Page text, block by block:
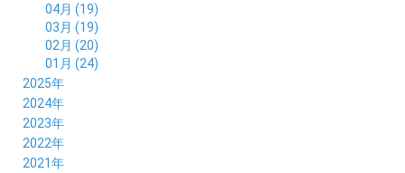
04月 (19)
03月 (19)
02月 (20)
01月 (24)
2025年
12月 (14)
11月 (17)
10月 (21)
09月 (20)
2024年
12月 (19)
11月 (21)
10月 (23)
2023年
12月 (19)
11月 (19)
2022年
12月 (36)
2021年